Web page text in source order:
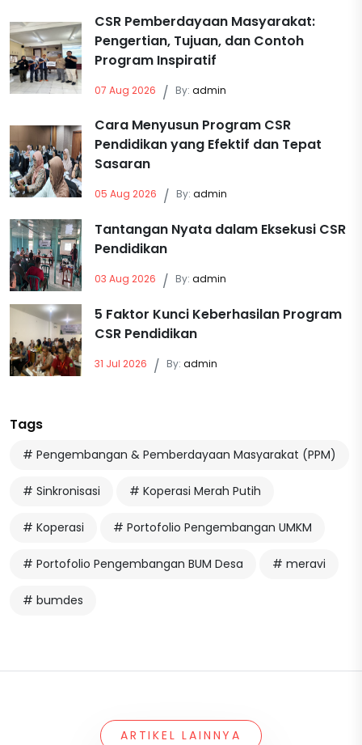
CSR Pemberdayaan Masyarakat:
Pengertian, Tujuan, dan Contoh
Program Inspiratif
07 Aug 2026 / By: admin
Cara Menyusun Program CSR
Pendidikan yang Efektif dan Tepat
Sasaran
05 Aug 2026 / By: admin
Tantangan Nyata dalam Eksekusi CSR
Pendidikan
03 Aug 2026 / By: admin
5 Faktor Kunci Keberhasilan Program
CSR Pendidikan
31 Jul 2026 / By: admin
Tags
# Pengembangan & Pemberdayaan Masyarakat (PPM)
# Sinkronisasi # Koperasi Merah Putih
# Koperasi # Portofolio Pengembangan UMKM
# Portofolio Pengembangan BUM Desa # meravi
# bumdes
ARTIKEL LAINNYA